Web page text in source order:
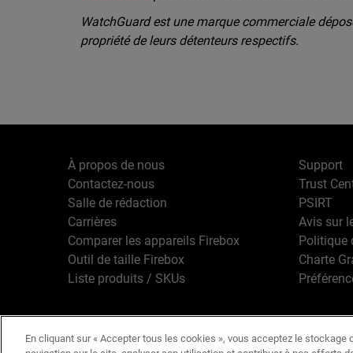
WatchGuard est une marque commerciale
propriété de leurs détenteurs respectifs.
À propos de nous
Contactez-nous
Salle de rédaction
Carrières
Comparer les appareils Firebox
Outil de taille Firebox
Liste produits / SKUs
Support
Trust
PSIRT
Avis sur
Politique
Charte
Français Copyright ©
En cliquant sur « Accepter tous les cookies », vous acceptez le stockage